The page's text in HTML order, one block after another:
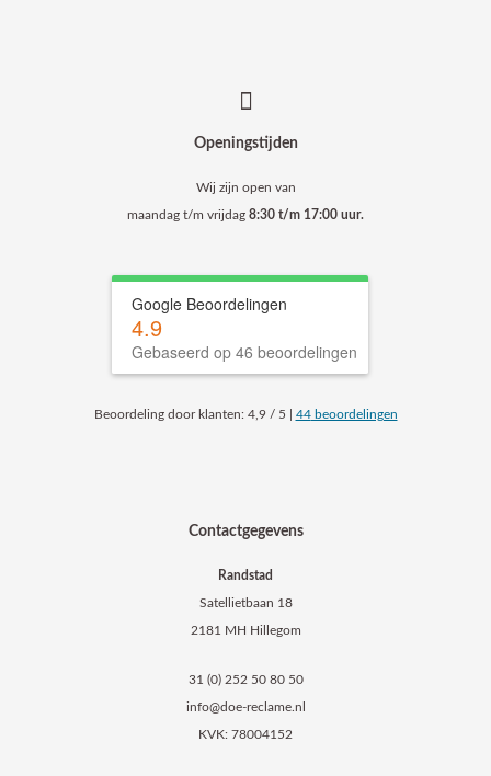
Openingstijden
Wij zijn open van
maandag t/m vrijdag 8:30 t/m 17:00 uur.
Google Beoordelingen
4.9
Gebaseerd op 46 beoordelingen
Beoordelingdoor klanten: 4,9/ 5 44beoordelingen
Contactgegevens
Randstad
Satellietbaan 18
2181 MH Hillegom
31 (0) 252 50 80 50
info@doe-reclame.nl
KVK: 78004152